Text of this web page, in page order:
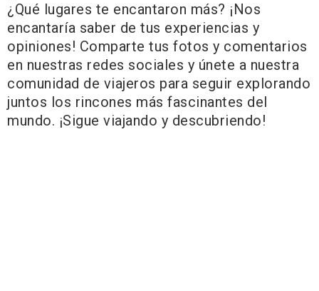
¿Qué lugares te encantaron más? ¡Nos
encantaría saber de tus experiencias y
opiniones! Comparte tus fotos y comentarios
en nuestras redes sociales y únete a nuestra
comunidad de viajeros para seguir explorando
juntos los rincones más fascinantes del
mundo. ¡Sigue viajando y descubriendo!